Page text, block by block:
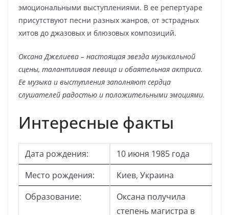
эмоциональными выступлениями. В ее репертуаре
присутствуют песни разных жанров, от эстрадных
хитов до джазовых и блюзовых композиций.
Оксана Джелиева – настоящая звезда музыкальной
сцены, талантливая певица и обаятельная актриса.
Ее музыка и выступления заполняют сердца
слушателей радостью и положительными эмоциями.
Интересные факты
Дата рождения:
10 июня 1985 года
Место рождения:
Киев, Украина
Образование:
Оксана получила
степень магистра в